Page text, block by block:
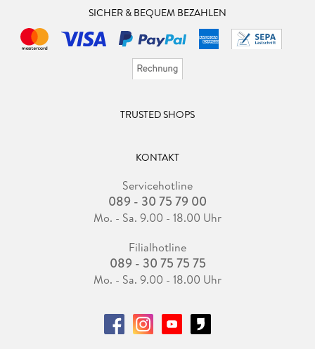
SICHER & BEQUEM BEZAHLEN
TRUSTED SHOPS
KONTAKT
Servicehotline
089 - 30 75 79 00
Mo. - Sa. 9.00 - 18.00 Uhr
Filialhotline
089 - 30 75 75 75
Mo. - Sa. 9.00 - 18.00 Uhr